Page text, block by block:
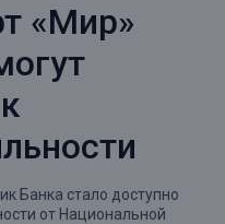
«Мир»
Банка стало доступно
от Национальной